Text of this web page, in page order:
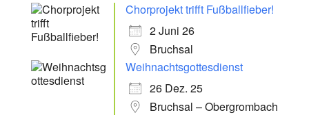
Chorprojekt trifft Fußballfieber!
2 Juni 26
Bruchsal
Weihnachtsgottesdienst
26 Dez. 25
Bruchsal – Obergrombach